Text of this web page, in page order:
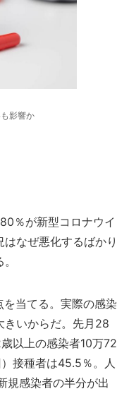
影響か
％が新型コロナウイ
なぜ悪化するばかり
当てる。実際の感染
きいからだ。先月28
以上の感染者10万72
接種者は45.5％。人
規感染者の半分が出